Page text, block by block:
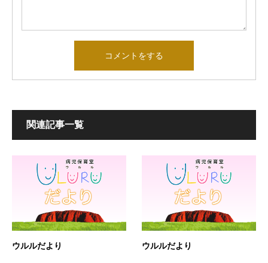
関連記事一覧
ウルルだより ウルルだより